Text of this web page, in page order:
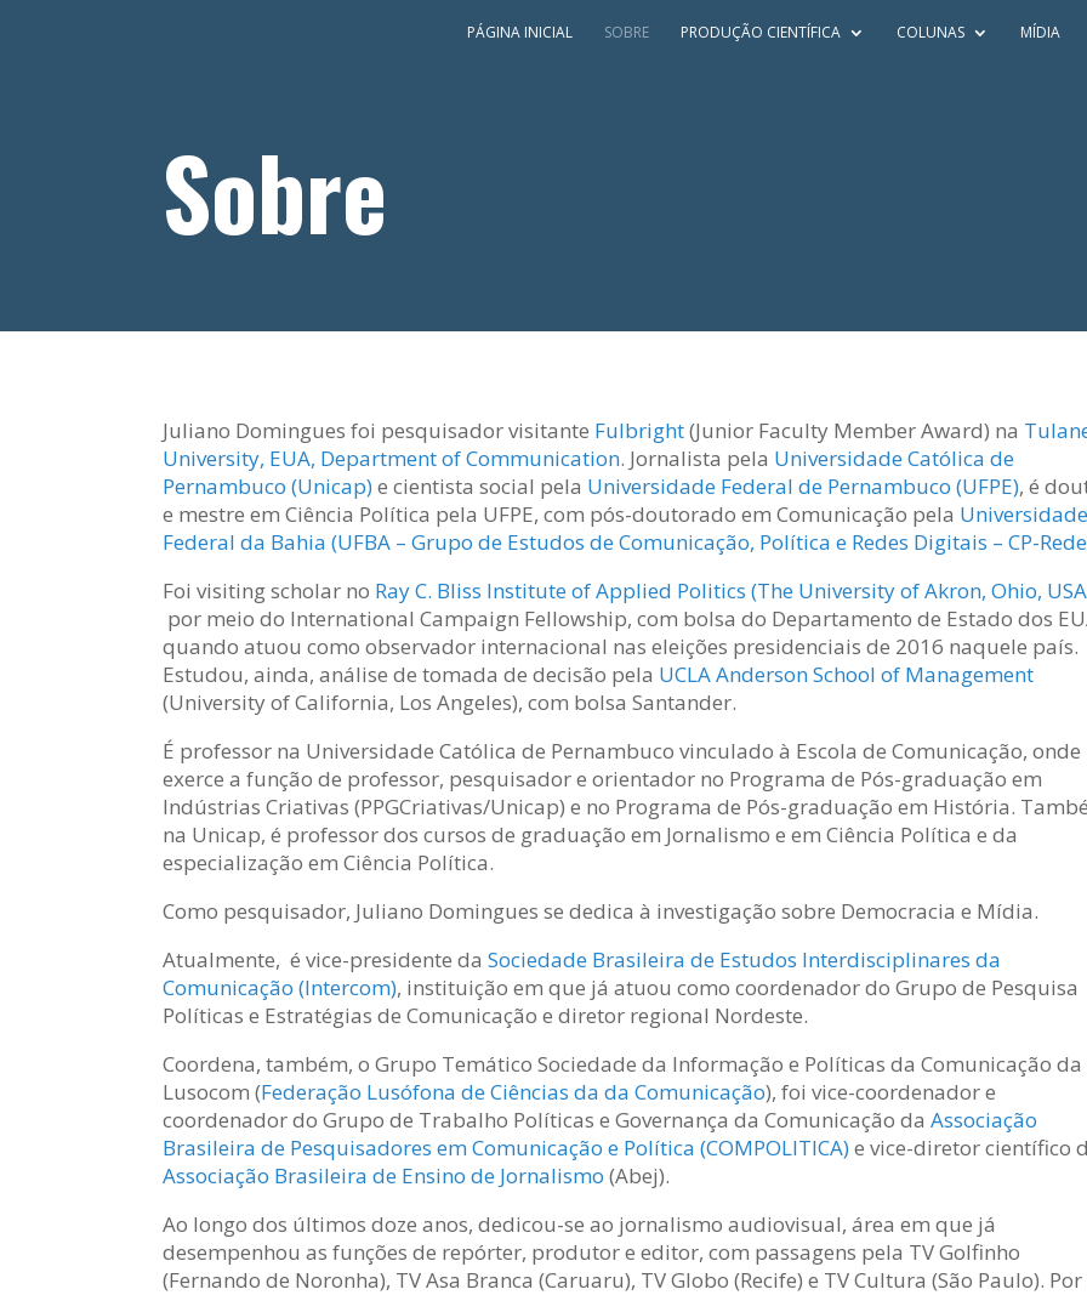
PÁGINA INICIAL SOBRE PRODUÇÃO CIENTÍFICA COLUNAS MÍDIA
Sobre
Juliano Domingues foi pesquisador visitante Fulbright(Junior Faculty Member Award) na
University, EUA, Department of Communication. Jornalista pela Universidade Católica de
Pernambuco (Unicap)e cientista social pela Universidade Federal de Pernambuco (UFPE), é
e mestre em Ciência Política pela UFPE, com pós-doutorado em Comunicação pela
Federal da Bahia (UFBA – Grupo de Estudos de Comunicação, Política e Redes Digitais – CP-
Foi visiting scholar no Ray C. Bliss Institute of Applied Politics (The University of Akron, Ohio,
por meio do International Campaign Fellowship, com bolsa do Departamento de Estado dos
quando atuou como observador internacional nas eleições presidenciais de 2016 naquele país.
Estudou, ainda, análise de tomada de decisão pela UCLA Anderson School of Management
(University of California, Los Angeles), com bolsa Santander.
É professor na Universidade Católica de Pernambuco vinculado à Escola de Comunicação, onde
exerce a função de professor, pesquisador e orientador no Programa de Pós-graduação em
Indústrias Criativas (PPGCriativas/Unicap) e no Programa de Pós-graduação em História.
na Unicap, é professor dos cursos de graduação em Jornalismo e em Ciência Política e da
especialização em Ciência Política.
Como pesquisador, Juliano Domingues se dedica à investigação sobre Democracia e Mídia.
Atualmente, é vice-presidente daSociedade Brasileira de Estudos Interdisciplinares da
Comunicação (Intercom), instituição em que já atuou como coordenador do Grupo de Pesquisa
Políticas e Estratégias de Comunicação e diretor regional Nordeste.
Coordena, também, o Grupo Temático Sociedade da Informação e Políticas da Comunicação da
Lusocom (Federação Lusófona de Ciências da da Comunicação), foi vice-coordenador e
coordenador do Grupo de Trabalho Políticas e Governança da Comunicação daAssociação
Brasileira de Pesquisadores em Comunicação e Política (COMPOLITICA)e vice-diretor científico
Associação Brasileira de Ensino de Jornalismo (Abej).
Ao longo dos últimos doze anos, dedicou-se ao jornalismo audiovisual, área em que já
desempenhou as funções de repórter, produtor e editor, com passagens pela TV Golfinho
(Fernando de Noronha), TV Asa Branca (Caruaru), TV Globo (Recife) e TV Cultura (São Paulo). Por